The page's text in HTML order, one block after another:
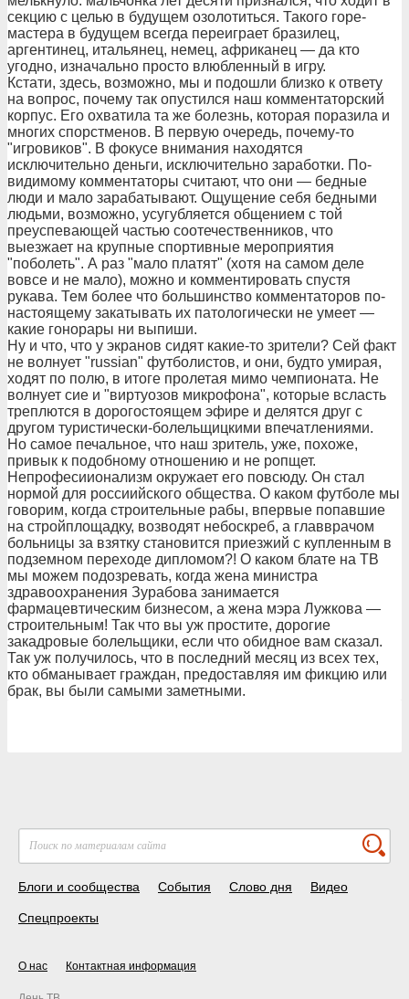
секцию с целью в будущем озолотиться. Такого горе-
мастера в будущем всегда переиграет бразилец,
аргентинец, итальянец, немец, африканец — да кто
угодно, изначально просто влюбленный в игру.
Кстати, здесь, возможно, мы и подошли близко к ответу
на вопрос, почему так опустился наш комментаторский
корпус. Его охватила та же болезнь, которая поразила и
многих спорстменов. В первую очередь, почему-то
"игровиков". В фокусе внимания находятся
исключительно деньги, исключительно заработки. По-
видимому комментаторы считают, что они — бедные
люди и мало зарабатывают. Ощущение себя бедными
людьми, возможно, усугубляется общением с той
преуспевающей частью соотечественников, что
выезжает на крупные спортивные мероприятия
"поболеть". А раз "мало платят" (хотя на самом деле
вовсе и не мало), можно и комментировать спустя
рукава. Тем более что большинство комментаторов по-
настоящему закатывать их патологически не умеет —
какие гонорары ни выпиши.
Ну и что, что у экранов сидят какие-то зрители? Сей факт
не волнует "russian" футболистов, и они, будто умирая,
ходят по полю, в итоге пролетая мимо чемпионата. Не
волнует сие и "виртуозов микрофона", которые всласть
треплются в дорогостоящем эфире и делятся друг с
другом туристически-болельщицкими впечатлениями.
Но самое печальное, что наш зритель, уже, похоже,
привык к подобному отношению и не ропщет.
Непрофесиионализм окружает его повсюду. Он стал
нормой для россиийского общества. О каком футболе мы
говорим, когда строительные рабы, впервые попавшие
на стройплощадку, возводят небоскреб, а главврачом
больницы за взятку становится приезжий с купленным в
подземном переходе дипломом?! О каком блате на ТВ
мы можем подозревать, когда жена министра
здравоохранения Зурабова занимается
фармацевтическим бизнесом, а жена мэра Лужкова —
строительным! Так что вы уж простите, дорогие
закадровые болельщики, если что обидное вам сказал.
Так уж получилось, что в последний месяц из всех тех,
кто обманывает граждан, предоставляя им фикцию или
брак, вы были самыми заметными.
Блоги и сообщества События Слово дня Видео
Спецпроекты
О нас Контактная информация